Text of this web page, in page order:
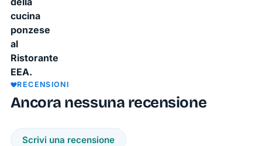
cucina
ponzese
al
Ristorante
EEA.
RECENSIONI
Ancora nessuna recensione
Scrivi una recensione